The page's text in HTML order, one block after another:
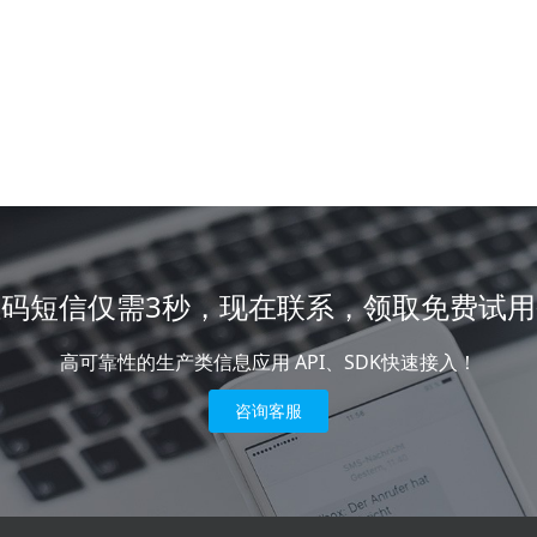
短信仅需3秒，现在联系，领取免费试
高可靠性的生产类信息应用 API、SDK快速接入！
咨询客服